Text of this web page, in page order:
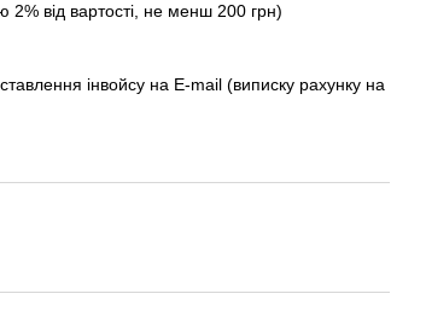
2% від вартості, не менш 200 грн)
інвойсу на E-mail (виписку рахунку на